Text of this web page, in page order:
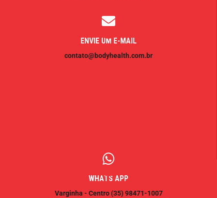
ENVIE UM E-MAIL
contato@bodyhealth.com.br
WHATS APP
Varginha - Centro(35) 98471-1007